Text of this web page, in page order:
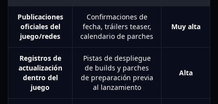
Publicaciones
oficiales del
juego/redes
Confirmaciones de
fecha, tráilers teaser,
calendario de parches
Muy alta
Registros de
actualización
dentro del
juego
Pistas de despliegue
de builds y parches
de preparación previa
al lanzamiento
Alta